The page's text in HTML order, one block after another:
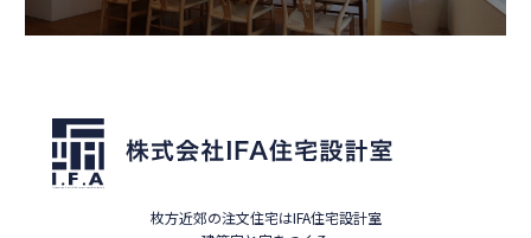
枚方近郊の注文住宅はIFA住宅設計室